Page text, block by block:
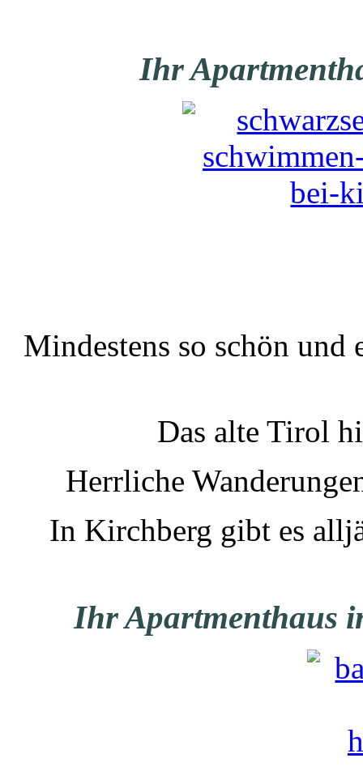
Ihr
Mindestens so schön
Das alte Tirol
Herrliche
In Kirchberg gibt es
Ihr Apartmenthaus